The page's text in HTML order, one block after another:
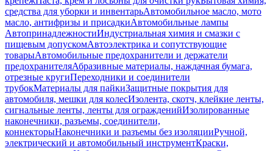
средства для уборки и инвентарьАвтомобильное масло, мото
масло, антифризы и присадкиАвтомобильные лампы
АвтопринадлежностиИндустриальная химия и смазки с
пищевым допускомАвтоэлектрика и сопутствующие
товарыАвтомобильные предохранители и держатели
предохранителяАбразивные материалы, наждачная бумага,
отрезные кругиПереходники и соединители
трубокМатериалы для пайкиЗащитные покрытия для
автомобиля, мешки для колесИзолента, скотч, клейкие ленты,
сигнальные ленты, ленты для огражденийИзолированные
наконечники, разъемы, соединители,
коннекторыНаконечники и разъемы без изоляцииРучной,
электрический и автомобильный инструментКраски,